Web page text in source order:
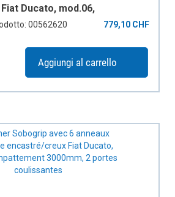
Ducato, mod.06,
1 porte coulissante
00562620 779,10 CHF
Aggiungi al carrello